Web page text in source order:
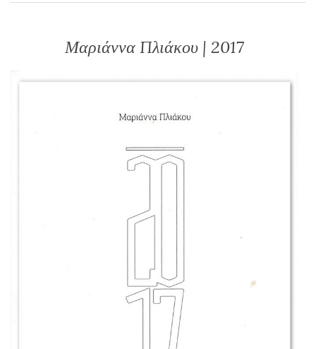
Μαριάννα Πλιάκου | 2017